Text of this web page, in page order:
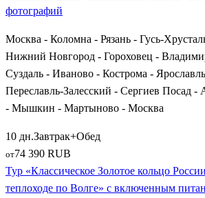
фотографий
Москва - Коломна - Рязань - Гусь-
Нижний Новгород - Гороховец -
Суздаль - Иваново - Кострома -
Переславль-Залесский - Сергиев Посад -
- Мышкин - Мартыново - Москва
10 дн.Завтрак+Обед
от74 390 RUB
Тур «Классическое Золотое кольцо
теплоходе по Волге» с включенным